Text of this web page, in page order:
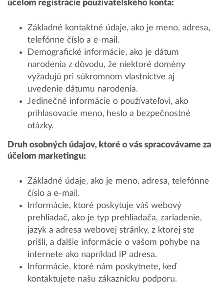
účelom registrácie používateľského konta:
Základné kontaktné údaje, ako je meno, adresa,
telefónne číslo a e-mail.
Demografické informácie, ako je dátum
narodenia z dôvodu, že niektoré domény
vyžadujú pri súkromnom vlastníctve aj
uvedenie dátumu narodenia.
Jedinečné informácie o používateľovi, ako
prihlasovacie meno, heslo a bezpečnostné
otázky.
Druh osobných údajov, ktoré o vás spracovávame za
účelom marketingu:
Základné údaje, ako je meno, adresa, telefónne
číslo a e-mail.
Informácie, ktoré poskytuje váš webový
prehliadač, ako je typ prehliadača, zariadenie,
jazyk a adresa webovej stránky, z ktorej ste
prišli, a ďalšie informácie o vašom pohybe na
internete ako napríklad IP adresa.
Informácie, ktoré nám poskytnete, keď
kontaktujete našu zákaznícku podporu.